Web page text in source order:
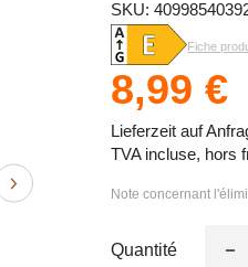
SKU:
Fiche
8,99 €
Lieferzeit auf
TVA incluse, hors
Note concernant
Quantité